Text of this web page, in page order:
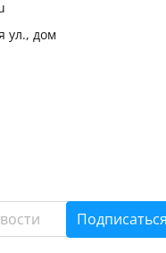
ул., дом
Подписаться